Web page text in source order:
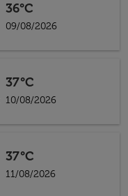
36°C
09/08/2026
37°C
10/08/2026
37°C
11/08/2026